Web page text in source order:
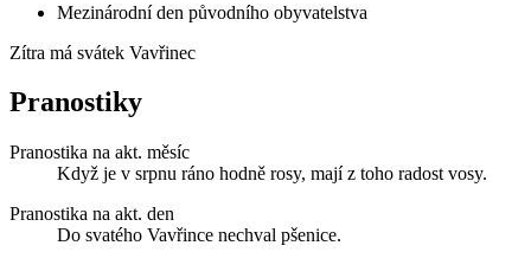
Mezinárodní den původního obyvatelstva
Zítra má svátek Vavřinec
Pranostiky
Pranostika na akt. měsíc
Když je v srpnu ráno hodně rosy, mají z toho radost vosy.
Pranostika na akt. den
Do svatého Vavřince nechval pšenice.